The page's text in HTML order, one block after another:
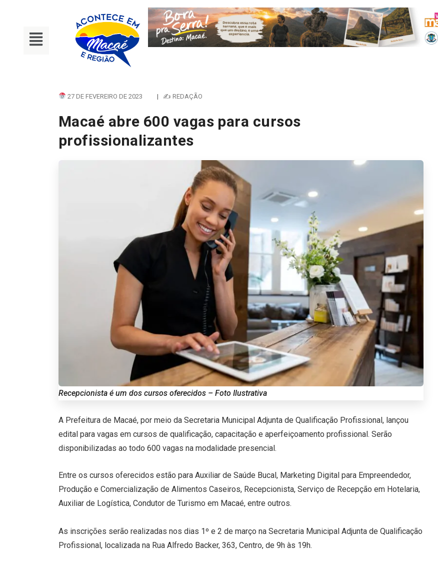
27 DE FEVEREIRO DE 2023 | ✍ REDAÇÃO
Macaé abre 600 vagas para cursos
profissionalizantes
Recepcionista é um dos cursos oferecidos – Foto Ilustrativa
A Prefeitura de Macaé, por meio da Secretaria Municipal Adjunta de Qualificação Profissional, lançou
edital para vagas em cursos de qualificação, capacitação e aperfeiçoamento profissional. Serão
disponibilizadas ao todo 600 vagas na modalidade presencial.
Entre os cursos oferecidos estão para Auxiliar de Saúde Bucal, Marketing Digital para Empreendedor,
Produção e Comercialização de Alimentos Caseiros, Recepcionista, Serviço de Recepção em Hotelaria,
Auxiliar de Logística, Condutor de Turismo em Macaé, entre outros.
As inscrições serão realizadas nos dias 1º e 2 de março na Secretaria Municipal Adjunta de Qualificação
Profissional, localizada na Rua Alfredo Backer, 363, Centro, de 9h às 19h.